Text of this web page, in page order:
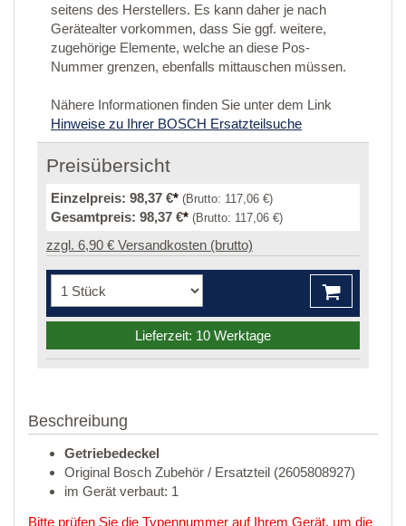
seitens des Herstellers. Es kann daher je nach
Gerätealter vorkommen, dass Sie ggf. weitere,
zugehörige Elemente, welche an diese Pos-
Nummer grenzen, ebenfalls mittauschen müssen.
Nähere Informationen finden Sie unter dem Link
Hinweise zu Ihrer BOSCH Ersatzteilsuche
Preisübersicht
Einzelpreis: 98,37 €* (Brutto: 117,06 €)
Gesamtpreis: 98,37 €* (Brutto: 117,06 €)
zzgl. 6,90 € Versandkosten (brutto)
Lieferzeit: 10 Werktage
Beschreibung
Getriebedeckel
Original Bosch Zubehör / Ersatzteil (2605808927)
im Gerät verbaut: 1
Bitte prüfen Sie die Typennummer auf Ihrem Gerät, um die